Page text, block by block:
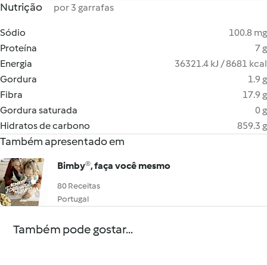
Nutrição por 3 garrafas
Sódio
100.8 mg
Proteína
7 g
Energia
36321.4 kJ / 8681 kcal
Gordura
1.9 g
Fibra
17.9 g
Gordura saturada
0 g
Hidratos de carbono
859.3 g
Também apresentado em
Bimby®, faça você mesmo
80 Receitas
Portugal
Também pode gostar...